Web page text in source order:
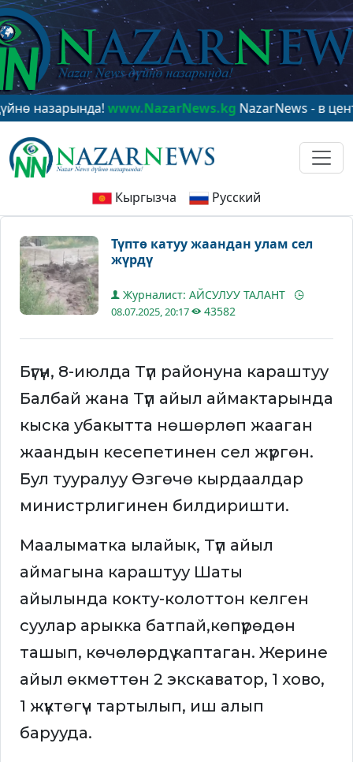
www.NazarNews.kgNazarNews - в центре
Кыргызча Русский
Түптө катуу жаандан улам сел
жүрдү
Журналист: АЙСУЛУУ ТАЛАНТ
08.07.2025, 20:17 43582
Бүгүн, 8-июлда Түп районуна караштуу
Балбай жана Түп айыл аймактарында
кыска убакытта нөшөрлөп жааган
жаандын кесепетинен сел жүргөн.
Бул тууралуу Өзгөчө кырдаалдар
министрлигинен билдиришти.
Маалыматка ылайык, Түп айыл
аймагына караштуу Шаты
айылында кокту-колоттон келген
суулар арыкка батпай,көпүрөдөн
ташып, көчөлөрдү каптаган. Жерине
айыл өкмөттөн 2 экскаватор, 1 хово,
1 жүктөгүч тартылып, иш алып
барууда.